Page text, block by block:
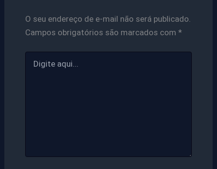
O seu endereço de e-mail não será publicado.
Campos obrigatórios são marcados com *
aqui...